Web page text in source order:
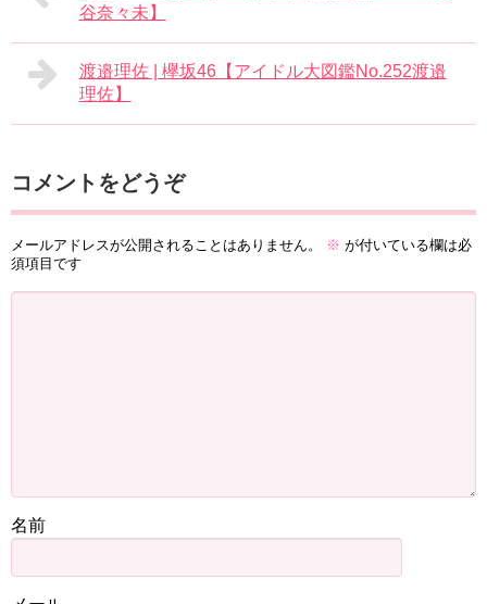
谷奈々未】
渡邉理佐 | 欅坂46【アイドル大図鑑No.252渡邉
理佐】
コメントをどうぞ
メールアドレスが公開されることはありません。 ※ が付いている欄は必
須項目です
名前